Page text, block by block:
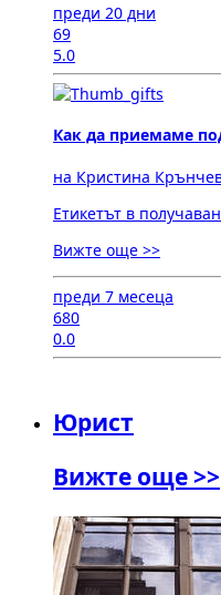
преди 20 дни
69
5.0
Как да приемаме
на Кристина
Етикетът в
Вижте още >>
преди 7 месеца
680
0.0
Юрист
Вижте още >>